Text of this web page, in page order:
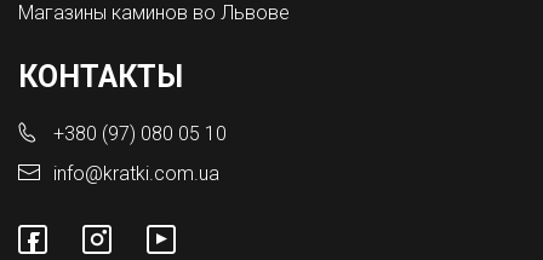
Магазины каминов во Львове
КОНТАКТЫ
+380 (97) 080 05 10
info@kratki.com.ua